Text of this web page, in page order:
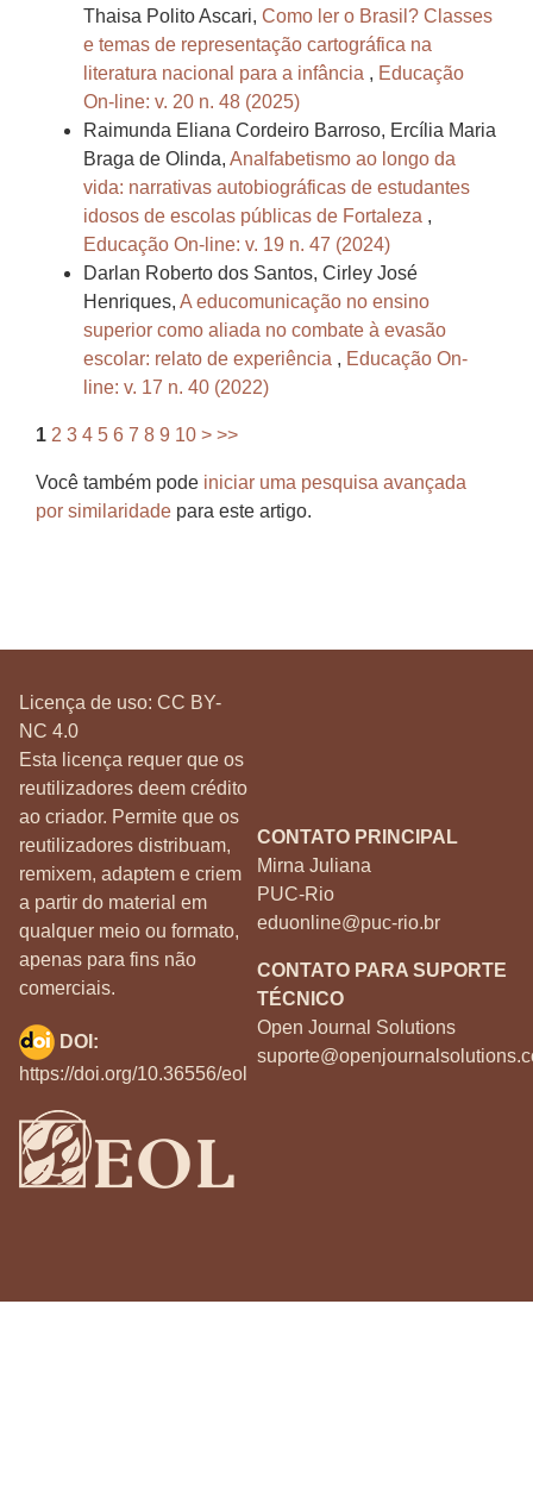
Thaisa Polito Ascari, Como ler o Brasil? Classes
e temas de representação cartográfica na
literatura nacional para a infância , Educação
On-line: v. 20 n. 48 (2025)
Raimunda Eliana Cordeiro Barroso, Ercília Maria
Braga de Olinda, Analfabetismo ao longo da
vida: narrativas autobiográficas de estudantes
idosos de escolas públicas de Fortaleza ,
Educação On-line: v. 19 n. 47 (2024)
Darlan Roberto dos Santos, Cirley José
Henriques, A educomunicação no ensino
superior como aliada no combate à evasão
escolar: relato de experiência , Educação On-
line: v. 17 n. 40 (2022)
1 2 3 4 5 6 7 8 9 10 > >>
Você também pode iniciar uma pesquisa avançada
por similaridade para este artigo.
Licença de uso: CC BY-
NC 4.0
Esta licença requer que os
reutilizadores deem crédito
ao criador. Permite que os
reutilizadores distribuam,
remixem, adaptem e criem
a partir do material em
qualquer meio ou formato,
apenas para fins não
comerciais.
CONTATO PRINCIPAL
Mirna Juliana
PUC-Rio
eduonline@puc-rio.br
CONTATO PARA SUPORTE
TÉCNICO
Open Journal Solutions
DOI:
https://doi.org/10.36556/eol